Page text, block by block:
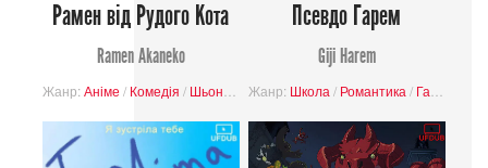
Рамен від Рудого Кота
Ramen Akaneko
Жанр: Аніме / Комедія / Шьонен Буденність/Завершені проєкти
Псевдо Гарем
Giji Harem
Жанр: Школа / Романтика / Гарем